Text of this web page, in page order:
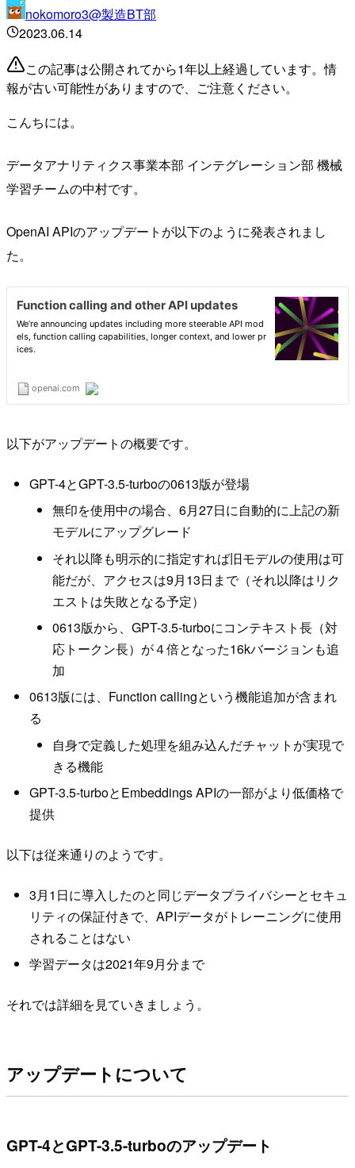
nokomoro3@製造BT部
2023.06.14
この記事は公開されてから1年以上経過しています。情
報が古い可能性がありますので、ご注意ください。
こんちには。
データアナリティクス事業本部 インテグレーション部 機械
学習チームの中村です。
OpenAI APIのアップデートが以下のように発表されまし
た。
以下がアップデートの概要です。
GPT-4とGPT-3.5-turboの0613版が登場
無印を使用中の場合、6月27日に自動的に上記の新
モデルにアップグレード
それ以降も明示的に指定すれば旧モデルの使用は可
能だが、アクセスは9月13日まで（それ以降はリク
エストは失敗となる予定）
0613版から、GPT-3.5-turboにコンテキスト長（対
応トークン長）が４倍となった16kバージョンも追
加
0613版には、Function callingという機能追加が含まれ
る
自身で定義した処理を組み込んだチャットが実現で
きる機能
GPT-3.5-turboとEmbeddings APIの一部がより低価格で
提供
以下は従来通りのようです。
3月1日に導入したのと同じデータプライバシーとセキュ
リティの保証付きで、APIデータがトレーニングに使用
されることはない
学習データは2021年9月分まで
それでは詳細を見ていきましょう。
アップデートについて
GPT-4とGPT-3.5-turboのアップデート